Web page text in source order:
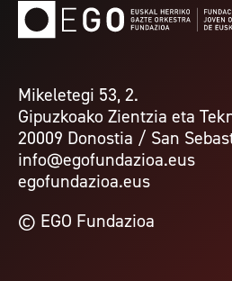
Mikeletegi 53, 2.
Gipuzkoako Zientzia eta
20009 Donostia / San
info@egofundazioa.eus
egofundazioa.eus
© EGO Fundazioa